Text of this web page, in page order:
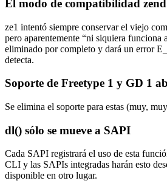
El modo de compatibilidad
ze1 intentó siempre conservar el viejo
pero aparentemente “ni siquiera funciona
eliminado por completo y dará un error
detecta.
Soporte de Freetype 1 y GD 1
Se elimina el soporte para estas (muy,
dl() sólo se mueve a SAPI
Cada SAPI registrará el uso de esta
CLI y las SAPIs integradas harán esto
disponible en otro lugar.